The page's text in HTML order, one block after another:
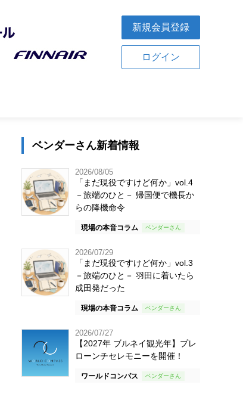
新規会員登録
ログイン
ベンダーさん新着情報
2026/08/05
「まだ現役ですけど何か」vol.4
－旅端のひと－ 帰国便で機長か
らの降機命令
現場の本音コラム
2026/07/29
「まだ現役ですけど何か」vol.3
－旅端のひと－ 羽田に着いたら
成田発だった
現場の本音コラム
2026/07/27
【2027年 ブルネイ観光年】プレ
ローンチセレモニーを開催！
ワールドコンパス